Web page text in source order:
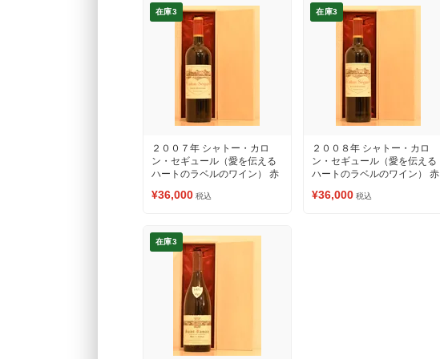
在庫3
２００７年 シャトー・カロ
ン・セギュール（愛を伝える
ハートのラベルのワイン） 赤
¥36,000 税込
在庫3
２００８年 シャトー・カロ
ン・セギュール（愛を伝える
ハートのラベルのワイン） 赤
¥36,000 税込
在庫3